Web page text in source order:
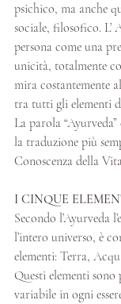
psichico, ma anche
sociale, filosofico. L’
persona come una
unicità, totalmente
mira costantemente
tra tutti gli elementi
La parola
la traduzione più
Conoscenza della
I CINQUE
Secondo l’Ayurveda
l’intero universo, è
elementi: Terra,
Questi elementi
variabile in ogni